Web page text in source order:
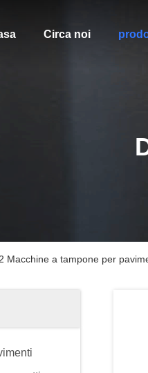
Circa noi
Macchine a tampone per